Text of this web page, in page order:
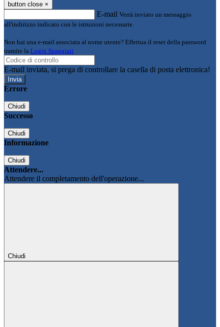
button close ×
E-mail Verrà inviato un messaggio
all'indirizzo indicato con le istruzioni necessarie.
Non hai una e-mail associata al nome utente? Effettua il reset della password
tramite la Login Spaggiari
E-mail inviata, si prega di controllare la casella di posta elettronica!
Errore
Chiudi
Successo
Chiudi
Informazione
Chiudi
Attendere...
Attendere il completamento dell'operazione...
Chiudi